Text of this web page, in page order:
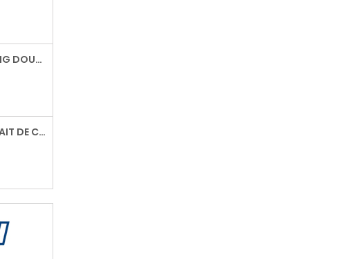
SHAMPOOING DOUCEUR
SAVON AU LAIT DE CHÈVRE & GÉRANIUM ROSAT